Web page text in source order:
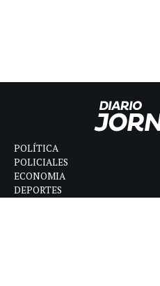
POLÍTICA
POLICIALES
ECONOMIA
DEPORTES